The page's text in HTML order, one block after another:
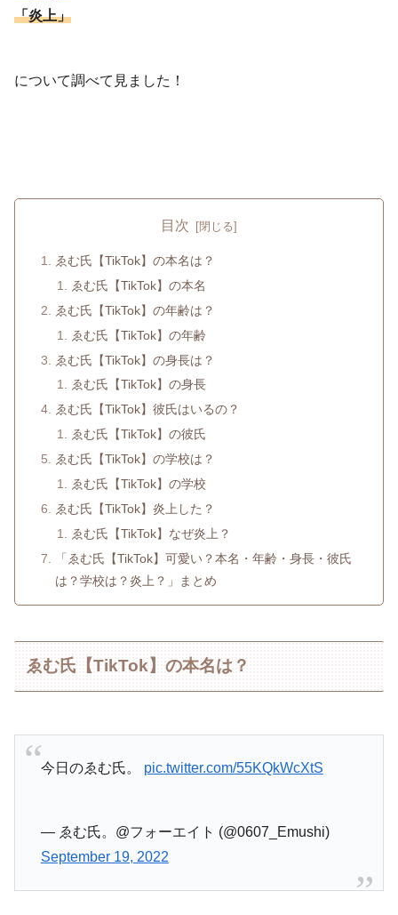
「炎上」
について調べて見ました！
目次
ゑむ氏【TikTok】の本名は？
ゑむ氏【TikTok】の本名
ゑむ氏【TikTok】の年齢は？
ゑむ氏【TikTok】の年齢
ゑむ氏【TikTok】の身長は？
ゑむ氏【TikTok】の身長
ゑむ氏【TikTok】彼氏はいるの？
ゑむ氏【TikTok】の彼氏
ゑむ氏【TikTok】の学校は？
ゑむ氏【TikTok】の学校
ゑむ氏【TikTok】炎上した？
ゑむ氏【TikTok】なぜ炎上？
「ゑむ氏【TikTok】可愛い？本名・年齢・身長・彼氏
は？学校は？炎上？」まとめ
ゑむ氏【TikTok】の本名は？
今日のゑむ氏。 pic.twitter.com/55KQkWcXtS
— ゑむ氏。@フォーエイト (@0607_Emushi)
September 19, 2022